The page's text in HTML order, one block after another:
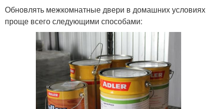
Обновлять межкомнатные двери в домашних условиях
проще всего следующими способами: